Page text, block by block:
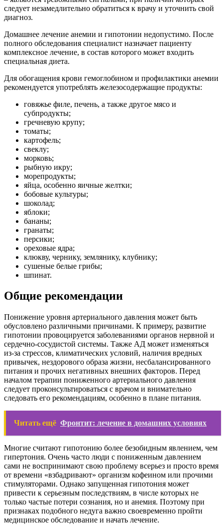
следует незамедлительно обратиться к врачу и уточнить свой
диагноз.
Домашнее лечение анемии и гипотонии недопустимо. После
полного обследования специалист назначает пациенту
комплексное лечение, в состав которого может входить
специальная диета.
Для обогащения крови гемоглобином и профилактики анемии
рекомендуется употреблять железосодержащие продукты:
говяжье филе, печень, а также другое мясо и
субпродукты;
гречневую крупу;
томаты;
картофель;
свеклу;
морковь;
рыбную икру;
морепродукты;
яйца, особенно яичные желтки;
бобовые культуры;
шоколад;
яблоки;
бананы;
гранаты;
персики;
ореховые ядра;
клюкву, чернику, землянику, клубнику;
сушеные белые грибы;
шпинат.
Общие рекомендации
Понижение уровня артериального давления может быть
обусловлено различными причинами. К примеру, развитие
гипотонии провоцируется заболеваниями органов нервной и
сердечно-сосудистой системы. Также АД может изменяться
из-за стрессов, климатических условий, наличия вредных
привычек, нездорового образа жизни, несбалансированного
питания и прочих негативных внешних факторов. Перед
началом терапии пониженного артериального давления
следует проконсультироваться с врачом и внимательно
следовать его рекомендациям, особенно в плане питания.
Читать ещё Фронтит: лечение в домашних условиях
Многие считают гипотонию более безобидным явлением, чем
гипертония. Очень часто люди с пониженным давлением
сами не воспринимают свою проблему всерьез и просто время
от времени «взбадривают» организм кофеином или прочими
стимуляторами. Однако запущенная гипотония может
привести к серьезным последствиям, в числе которых не
только частые потери сознания, но и анемия. Поэтому при
признаках подобного недуга важно своевременно пройти
медицинское обследование и начать лечение.